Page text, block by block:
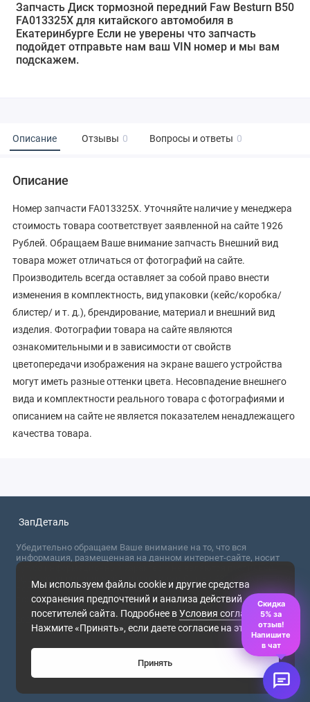
Запчасть Диск тормозной передний Faw Besturn B50
FA013325X для китайского автомобиля в
Екатеринбурге Если не уверены что запчасть
подойдет отправьте нам ваш VIN номер и мы вам
подскажем.
Описание Отзывы 0 Вопросы и ответы 0
Описание
Номер запчасти FA013325X. Уточняйте наличие у менеджера
стоимость товара соответствует заявленной на сайте 1926
Рублей. Обращаем Ваше внимание запчасть Внешний вид
товара может отличаться от фотографий на сайте.
Производитель всегда оставляет за собой право внести
изменения в комплектность, вид упаковки (кейс/коробка/
блистер/ и т. д.), брендирование, материал и внешний вид
изделия. Фотографии товара на сайте являются
ознакомительными и в зависимости от свойств
цветопередачи изображения на экране вашего устройства
могут иметь разные оттенки цвета. Несовпадение внешнего
вида и комплектности реального товара с фотографиями и
описанием на сайте не является показателем ненадлежащего
качества товара.
Мы используем файлы cookie и другие средства
сохранения предпочтений и анализа действий
посетителей сайта. Подробнее вУсловия соглашения.
Нажмите «Принять», если даете согласие на это.
Принять
ЗапДеталь
Убедительно обращаем Ваше внимание на то, что вся
информация, размещенная на данном интернет-сайте, носит
сугубо информационный характер и не являются публичной
офертой, определяемой положениями Статьи 437 (2) ГК РФ. Для
получения точной информации о стоимости товаров,
пожалуйста, обращайтесь в ближайший офис продаж.
2026
Скидка
5% за
отзыв!
Напишите
в чат